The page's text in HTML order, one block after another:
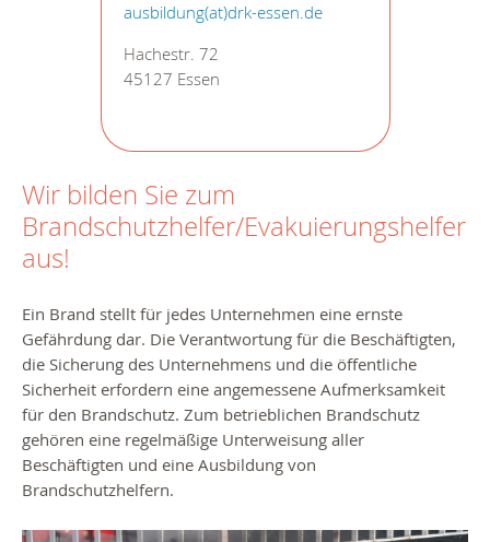
ausbildung(at)drk-essen.de
Hachestr. 72
45127 Essen
Wir bilden Sie zum
Brandschutzhelfer/Evakuierungshelfer
aus!
Ein Brand stellt für jedes Unternehmen eine ernste
Gefährdung dar. Die Verantwortung für die Beschäftigten,
die Sicherung des Unternehmens und die öffentliche
Sicherheit erfordern eine angemessene Aufmerksamkeit
für den Brandschutz. Zum betrieblichen Brandschutz
gehören eine regelmäßige Unterweisung aller
Beschäftigten und eine Ausbildung von
Brandschutzhelfern.